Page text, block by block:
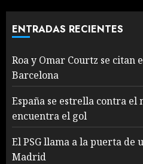
ENTRADAS RECIENTES
Roa y Omar Courtz se citan
Barcelona
España se estrella contra el
encuentra el gol
El PSG llama a la puerta de
Madrid